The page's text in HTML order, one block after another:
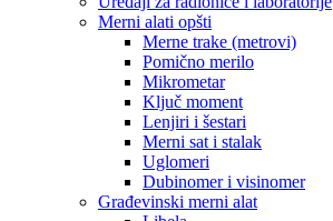
Merni alati opšti
Merne trake (metrovi)
Pomično merilo
Mikrometar
Ključ moment
Lenjiri i šestari
Merni sat i stalak
Uglomeri
Dubinomer i visinomer
Građevinski merni alat